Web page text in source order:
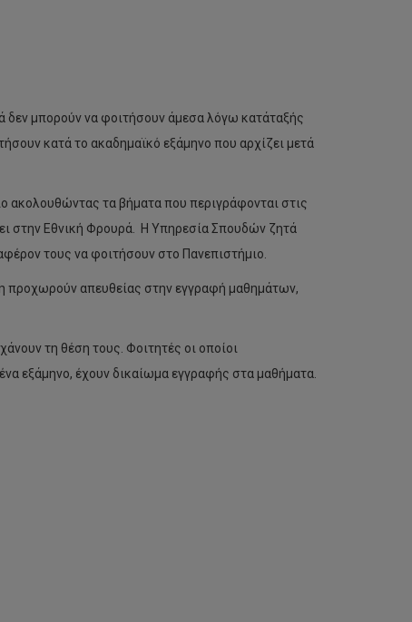
δεν μπορούν να φοιτήσουν άμεσα λόγω κατάταξής
κατά το ακαδημαϊκό εξάμηνο που αρχίζει μετά
ακολουθώντας τα βήματα που περιγράφονται στις
στην Εθνική Φρουρά. Η Υπηρεσία Σπουδών ζητά
τους να φοιτήσουν στο Πανεπιστήμιο.
προχωρούν απευθείας στην εγγραφή μαθημάτων,
τη θέση τους. Φοιτητές οι οποίοι
εξάμηνο, έχουν δικαίωμα εγγραφής στα μαθήματα.